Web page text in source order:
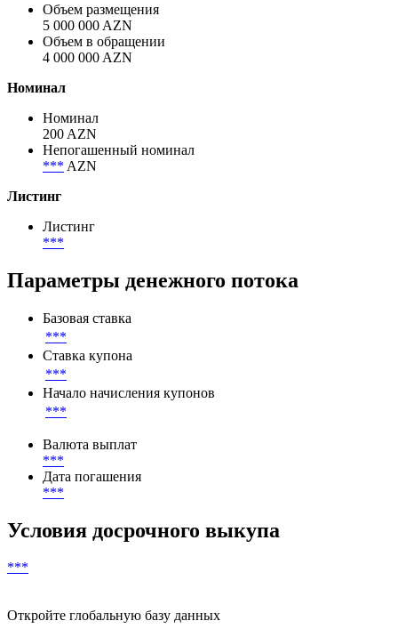
Объем размещения
5 000 000 AZN
Объем в обращении
4 000 000 AZN
Номинал
Номинал
200 AZN
Непогашенный номинал
*** AZN
Листинг
Листинг
***
Параметры денежного потока
Базовая ставка
***
Ставка купона
***
Начало начисления купонов
***
Валюта выплат
***
Дата погашения
***
Условия досрочного выкупа
***
Откройте глобальную базу данных